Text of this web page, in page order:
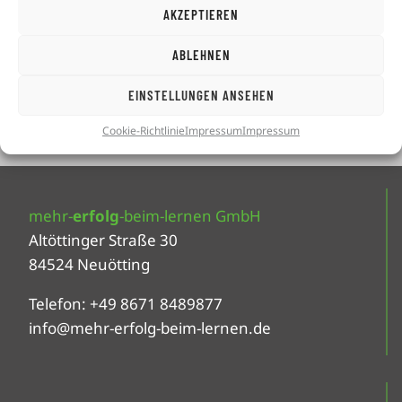
AKZEPTIEREN
ABLEHNEN
EINSTELLUNGEN ANSEHEN
Cookie-RichtlinieImpressumImpressum
beendet!
mehr-erfolg-beim-lernen GmbH
Altöttinger Straße 30
84524 Neuötting
Telefon: +49 8671 8489877
info@mehr-erfolg-beim-lernen.de